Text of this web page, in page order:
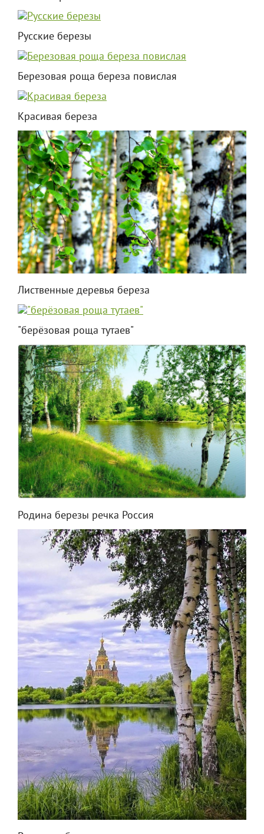
Русские березы
Березовая роща береза повислая
Красивая береза
Лиственные деревья береза
"берёзовая роща тутаев"
Родина березы речка Россия